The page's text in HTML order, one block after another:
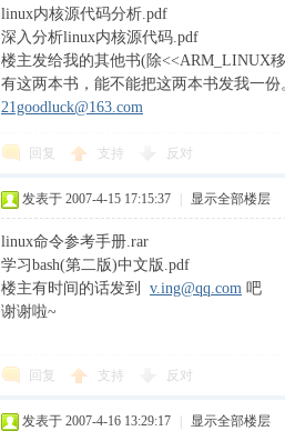
linux内核源代码分析.pdf
深入分析linux内核源代码.pdf
楼主发给我的其他书(除<<ARM_LINUX
有这两本书，能不能把这两本书发我一份
21goodluck@163.com
回复 支持 反对
发表于 2007-4-15 17:15:37 显示全部楼层
linux命令参考手册.rar
学习bash(第二版)中文版.pdf
楼主有时间的话发到 v.ing@qq.com 吧
谢谢啦~
回复 支持 反对
发表于 2007-4-16 13:29:17 显示全部楼层